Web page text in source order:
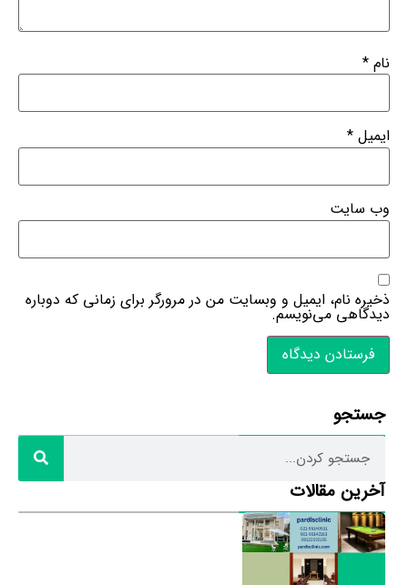
نام *
ایمیل *
وب‌ سایت
ذخیره نام، ایمیل و وبسایت من در مرورگر برای زمانی که دوباره
دیدگاهی می‌نویسم.
جستجو
آخرین مقالات